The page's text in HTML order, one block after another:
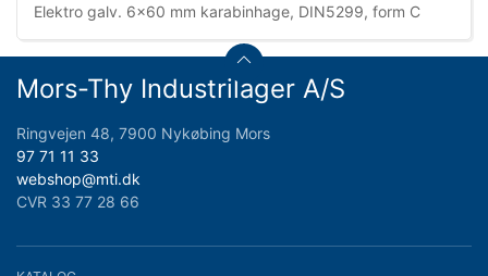
Elektro galv. 6x60 mm karabinhage, DIN5299, form C
Mors-Thy Industrilager A/S
Ringvejen 48, 7900 Nykøbing Mors
97 71 11 33
webshop@mti.dk
CVR 33 77 28 66